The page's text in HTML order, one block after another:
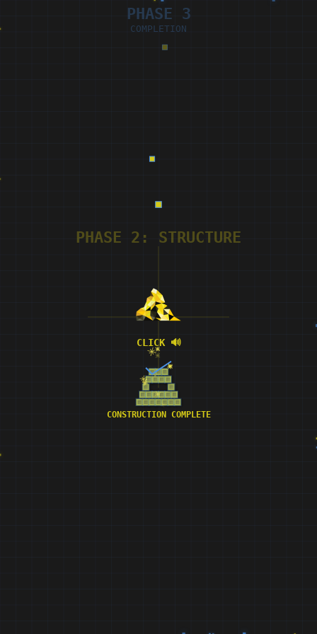
CLICK 🔊